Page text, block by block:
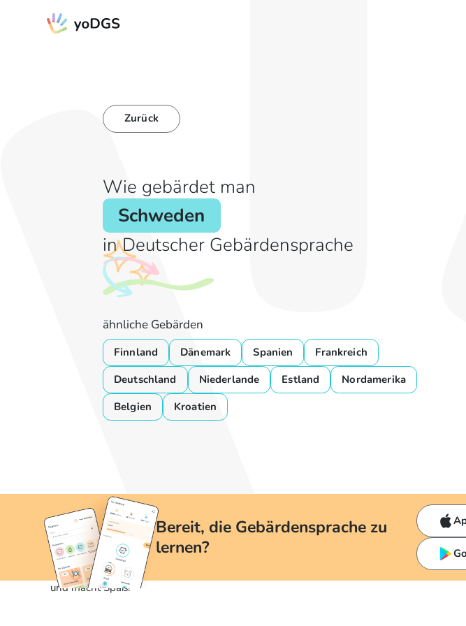
Zurück
Wie gebärdet man
Schweden
in Deutscher Gebärdensprache
ähnliche Gebärden
Finnland Dänemark Spanien
Frankreich
Deutschland
Niederlande Estland
Nordamerika
Belgien
Kroatien
Bereit, die Gebärdensprache zu
lernen?
Mit yoDGS ist das Erlernen der Gebärdensprache einfach
und macht Spaß!